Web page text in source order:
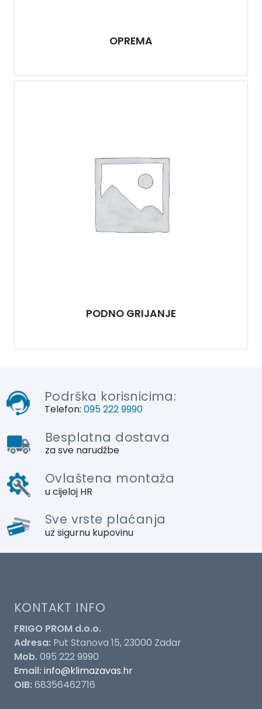
OPREMA
PODNO GRIJANJE
Podrška korisnicima:
Telefon: 095 222 9990
Besplatna dostava
za sve narudžbe
Ovlaštena montaža
u cijeloj HR
Sve vrste plaćanja
uz sigurnu kupovinu
KONTAKT INFO
FRIGO PROM d.o.o.
Adresa: Put Stanova 15, 23000 Zadar
Mob.095 222 9990
Email:info@klimazavas.hr
OIB:68356462716